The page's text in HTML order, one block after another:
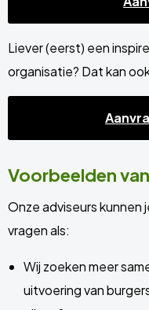
Liever (eerst) een
organisatie? Dat kan
Voorbeelden
Onze adviseurs kunnen
vragen als:
Wij zoeken meer
uitvoering van